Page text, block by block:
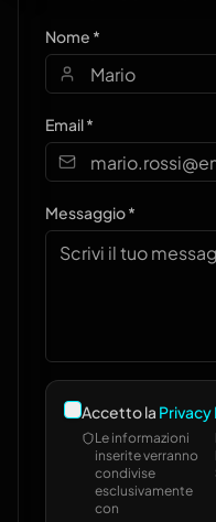
Nome *
Email *
Messaggio *
Accetto la Privacy
Le informazioni
inserite verranno
condivise
esclusivamente
con